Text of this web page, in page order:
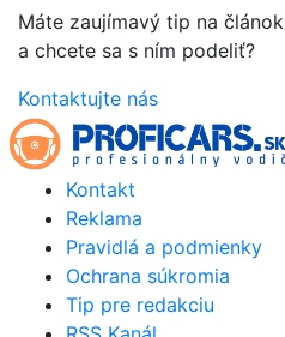
Máte zaujímavý tip na článok
a chcete sa s ním podeliť?
Kontaktujte nás
Kontakt
Reklama
Pravidlá a podmienky
Ochrana súkromia
Tip pre redakciu